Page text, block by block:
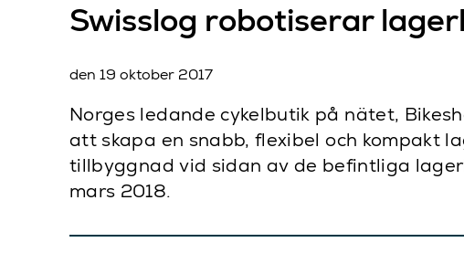
Swisslog robotiserar
den 19 oktober 2017
Norges ledande cykelbutik på nätet,
att skapa en snabb, flexibel och kompakt
tillbyggnad vid sidan av de befintliga
mars 2018.